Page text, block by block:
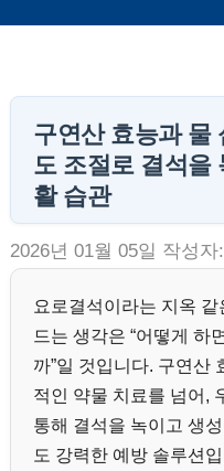
구연산 효능과 물
도 조절로 결석을
활 습관
2026년 01월 05일 작성자:
요로결석이라는 지옥
드는 생각은 “어떻게 하
까”일 것입니다. 구연산
적인 약물 치료를 넘어,
통해 결석을 녹이고 생
도 강력한 예방 솔루션